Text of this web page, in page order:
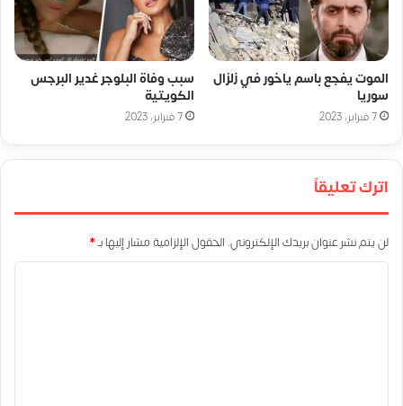
الموت يفجع باسم ياخور في زلزال
سوريا
7 فبراير، 2023
سبب وفاة البلوجر غدير البرجس
الكويتية
7 فبراير، 2023
اترك تعليقاً
لن يتم نشر عنوان بريدك الإلكتروني. الحقول الإلزامية مشار إليها بـ*